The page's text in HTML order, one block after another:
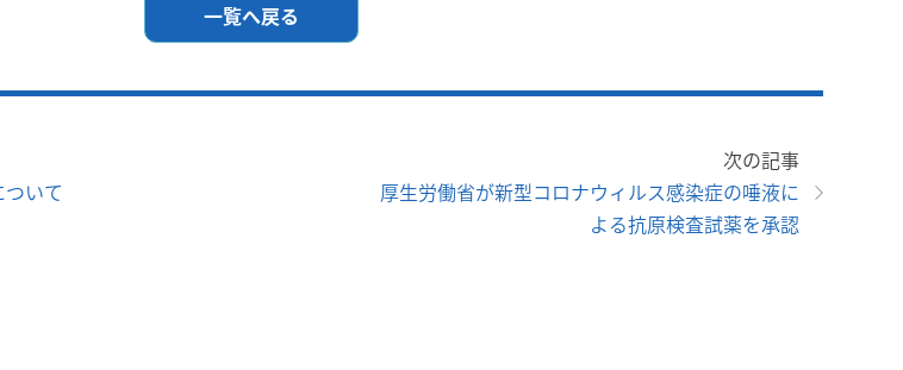
一覧へ戻る
いて
次の記事
厚生労働省が新型コロナウィルス感染症の唾液に
よる抗原検査試薬を承認